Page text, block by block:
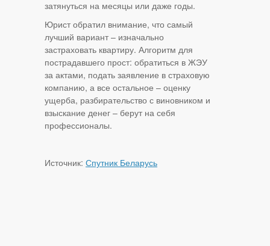
затянуться на месяцы или даже годы.
Юрист обратил внимание, что самый
лучший вариант – изначально
застраховать квартиру. Алгоритм для
пострадавшего прост: обратиться в ЖЭУ
за актами, подать заявление в страховую
компанию, а все остальное – оценку
ущерба, разбирательство с виновником и
взыскание денег – берут на себя
профессионалы.
Источник: Спутник Беларусь